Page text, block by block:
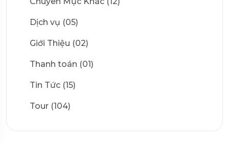
Dịch vụ (05)
Giới Thiệu (02)
Thanh toán (01)
Tin Tức (15)
Tour (104)